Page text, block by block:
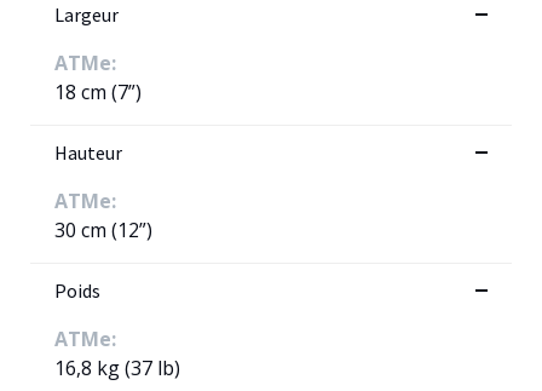
Largeur
ATMe:
18 cm (7”)
Hauteur
ATMe:
30 cm (12”)
Poids
ATMe:
16,8 kg (37 lb)